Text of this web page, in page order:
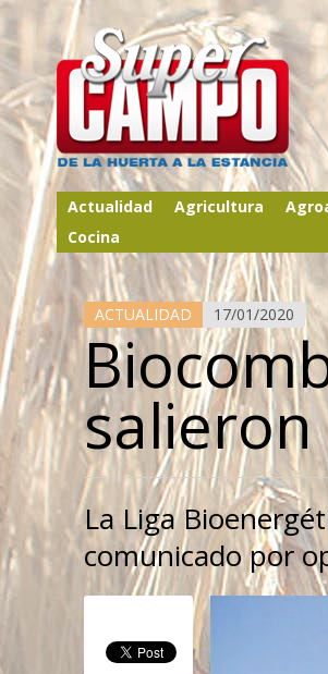
Actualidad Agricultura
Cocina
ACTUALIDAD 17/01/2020
La Liga
comunicado por